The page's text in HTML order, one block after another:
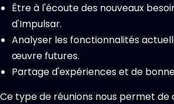
Être à l'écoute des nouveaux
d'Impulsar.
Analyser les fonctionnalités
œuvre futures.
Partage d'expériences et de
Ce type de réunions nous permet